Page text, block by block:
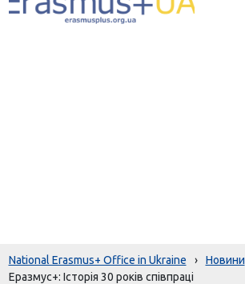
National Erasmus+ Office in Ukraine › Новини
Еразмус+: Історія 30 років співпраці